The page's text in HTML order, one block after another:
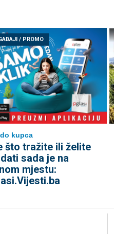
/ PROMO
kupca
što tražite ili želite
sada je na
mjestu: